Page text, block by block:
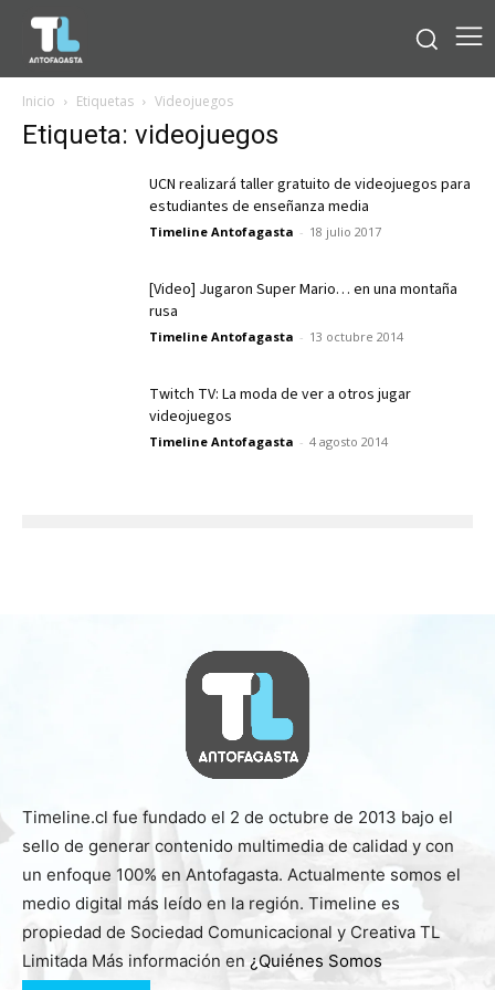
Inicio Etiquetas Videojuegos
Etiqueta: videojuegos
UCN realizará taller gratuito de videojuegos para
estudiantes de enseñanza media
Timeline Antofagasta - 18 julio 2017
[Video] Jugaron Super Mario… en una montaña
rusa
Timeline Antofagasta - 13 octubre 2014
Twitch TV: La moda de ver a otros jugar
videojuegos
Timeline Antofagasta - 4 agosto 2014
Timeline.cl fue fundado el 2 de octubre de 2013 bajo el
sello de generar contenido multimedia de calidad y con
un enfoque 100% en Antofagasta. Actualmente somos el
medio digital más leído en la región. Timeline es
propiedad de Sociedad Comunicacional y Creativa TL
Limitada Más información en ¿Quiénes Somos